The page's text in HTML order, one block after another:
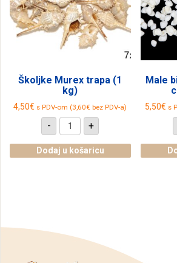
Školjke Murex trapa (1
kg)
4,50€ s PDV-om (3,60€ bez PDV-a)
-
Školjke
Murex
(1
kg)
+
Dodaj u košaricu
Male
5,50€ s